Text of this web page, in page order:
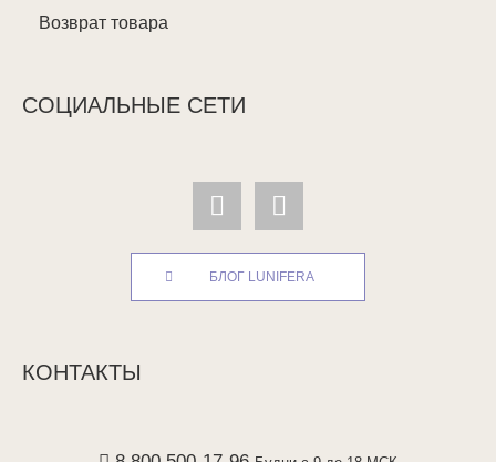
Возврат товара
СОЦИАЛЬНЫЕ СЕТИ
БЛОГ LUNIFERA
КОНТАКТЫ